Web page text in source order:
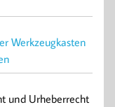
Werkzeugkasten
und Urheberrecht